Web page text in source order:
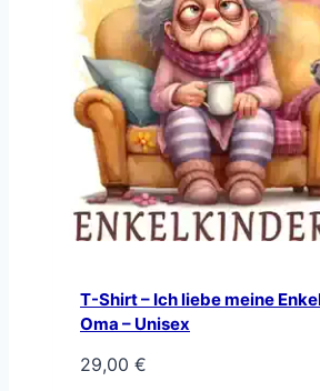
T-Shirt – Ich liebe meine
Oma – Unisex
29,00 €